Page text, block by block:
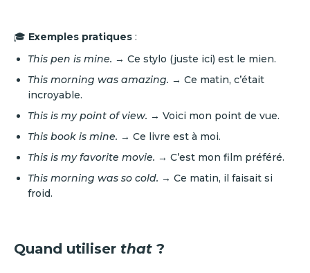
🎓 Exemples pratiques :
This pen is mine. → Ce stylo (juste ici) est le mien.
This morning was amazing. → Ce matin, c’était
incroyable.
This is my point of view. → Voici mon point de vue.
This book is mine. → Ce livre est à moi.
This is my favorite movie. → C’est mon film préféré.
This morning was so cold. → Ce matin, il faisait si
froid.
Quand utiliser that ?